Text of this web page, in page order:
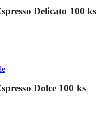
Delicato 100 ks
Dolce 100 ks